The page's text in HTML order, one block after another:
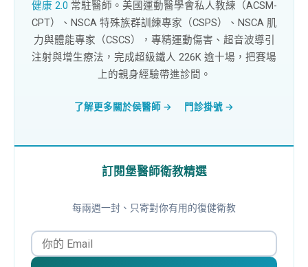
健康 2.0 常駐醫師。美國運動醫學會私人教練（ACSM-
CPT）、NSCA 特殊族群訓練專家（CSPS）、NSCA 肌
力與體能專家（CSCS），專精運動傷害、超音波導引
注射與增生療法，完成超級鐵人 226K 逾十場，把賽場
上的親身經驗帶進診間。
了解更多關於侯醫師 → 門診掛號 →
訂閱堡醫師衛教精選
每兩週一封、只寄對你有用的復健衛教